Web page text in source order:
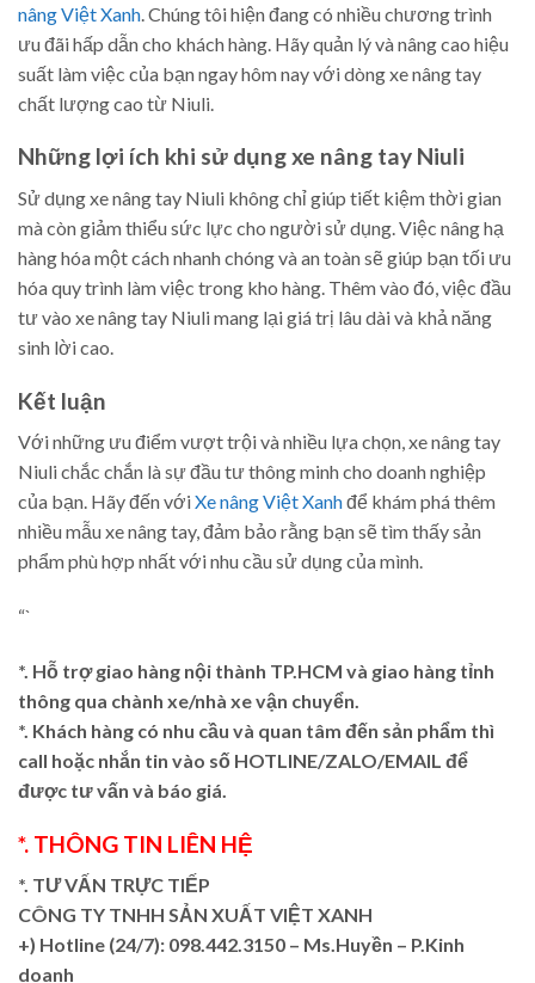
nâng Việt Xanh . Chúng tôi hiện đang có nhiều chương trình
ưu đãi hấp dẫn cho khách hàng. Hãy quản lý và nâng cao hiệu
suất làm việc của bạn ngay hôm nay với dòng xe nâng tay
chất lượng cao từ Niuli.
Những lợi ích khi sử dụng xe nâng tay Niuli
Sử dụng xe nâng tay Niuli không chỉ giúp tiết kiệm thời gian
mà còn giảm thiểu sức lực cho người sử dụng. Việc nâng hạ
hàng hóa một cách nhanh chóng và an toàn sẽ giúp bạn tối ưu
hóa quy trình làm việc trong kho hàng. Thêm vào đó, việc đầu
tư vào xe nâng tay Niuli mang lại giá trị lâu dài và khả năng
sinh lời cao.
Kết luận
Với những ưu điểm vượt trội và nhiều lựa chọn, xe nâng tay
Niuli chắc chắn là sự đầu tư thông minh cho doanh nghiệp
của bạn. Hãy đến vớiXe nâng Việt Xanhđể khám phá thêm
nhiều mẫu xe nâng tay, đảm bảo rằng bạn sẽ tìm thấy sản
phẩm phù hợp nhất với nhu cầu sử dụng của mình.
“`
*. Hỗ trợ giao hàng nội thành TP.HCM và giao hàng tỉnh
thông qua chành xe/nhà xe vận chuyển.
*. Khách hàng có nhu cầu và quan tâm đến sản phẩm thì
call hoặc nhắn tin vào số HOTLINE/ZALO/EMAIL để
được tư vấn và báo giá.
*. THÔNG TIN LIÊN HỆ
*. TƯ VẤN TRỰC TIẾP
CÔNG TY TNHH SẢN XUẤT VIỆT XANH
+) Hotline (24/7): 098.442.3150 – Ms.Huyền – P.Kinh
doanh